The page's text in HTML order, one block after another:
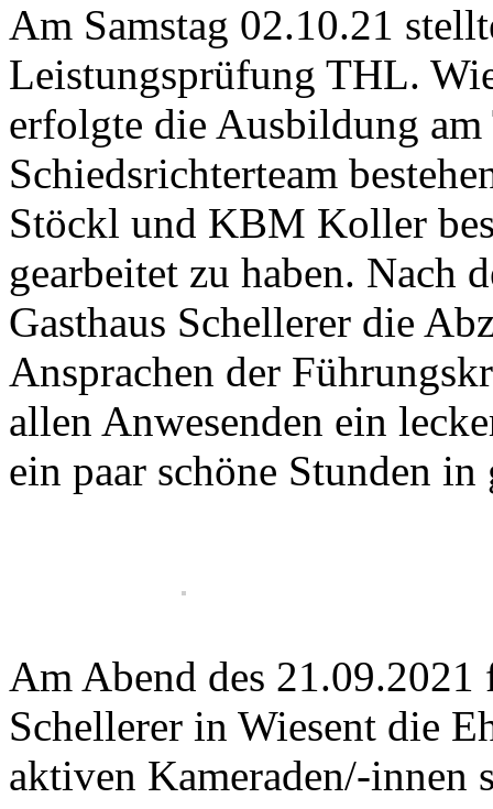
Am Samstag 02.10.21
Leistungsprüfung THL.
erfolgte die Ausbildung am
Schiedsrichterteam
Stöckl und KBM Koller
gearbeitet zu haben. Nach
Gasthaus Schellerer die
Ansprachen der
allen Anwesenden ein
ein paar schöne Stunden
Am Abend des 21.09.2021
Schellerer in Wiesent die
aktiven Kameraden/-innen